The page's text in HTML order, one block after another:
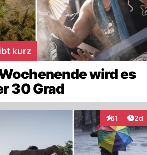
kurz
wird es
30 Grad
61
Interaktionen
2d